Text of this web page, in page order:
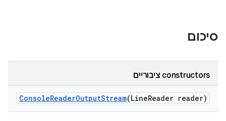
סיכום
‫constructors ציבוריים
ConsoleReaderOutputStream(LineReader reader)